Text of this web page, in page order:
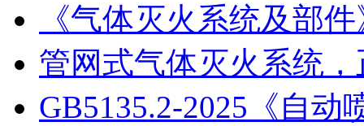
《气体灭火系统及部件
管网式气体灭火系统，
GB5135.2-2025《自动